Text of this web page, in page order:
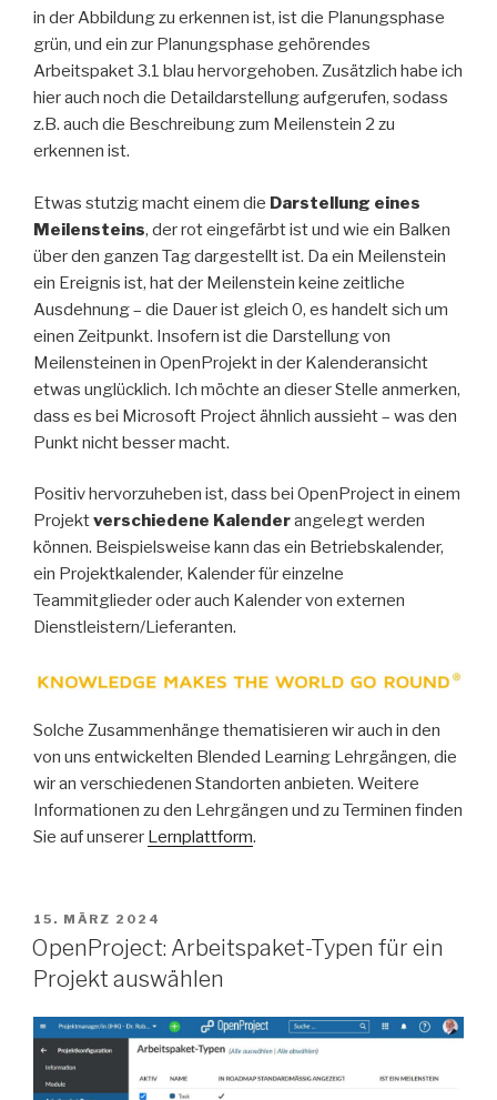
in der Abbildung zu erkennen ist, ist die Planungsphase
grün, und ein zur Planungsphase gehörendes
Arbeitspaket 3.1 blau hervorgehoben. Zusätzlich habe ich
hier auch noch die Detaildarstellung aufgerufen, sodass
z.B. auch die Beschreibung zum Meilenstein 2 zu
erkennen ist.
Etwas stutzig macht einem die Darstellung eines
Meilensteins, der rot eingefärbt ist und wie ein Balken
über den ganzen Tag dargestellt ist. Da ein Meilenstein
ein Ereignis ist, hat der Meilenstein keine zeitliche
Ausdehnung – die Dauer ist gleich 0, es handelt sich um
einen Zeitpunkt. Insofern ist die Darstellung von
Meilensteinen in OpenProjekt in der Kalenderansicht
etwas unglücklich. Ich möchte an dieser Stelle anmerken,
dass es bei Microsoft Project ähnlich aussieht – was den
Punkt nicht besser macht.
Positiv hervorzuheben ist, dass bei OpenProject in einem
Projektverschiedene Kalenderangelegt werden
können. Beispielsweise kann das ein Betriebskalender,
ein Projektkalender, Kalender für einzelne
Teammitglieder oder auch Kalender von externen
Dienstleistern/Lieferanten.
Solche Zusammenhänge thematisieren wir auch in den
von uns entwickelten Blended Learning Lehrgängen, die
wir an verschiedenen Standorten anbieten. Weitere
Informationen zu den Lehrgängen und zu Terminen finden
Sie auf unserer Lernplattform.
VERÖFFENTLICHT
AM
15. MÄRZ 2024
OpenProject: Arbeitspaket-Typen für ein
Projekt auswählen